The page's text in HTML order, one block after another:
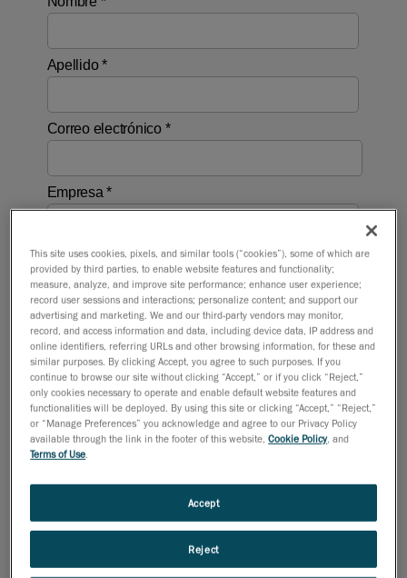
This site uses cookies, pixels, and similar tools (“cookies”), some of which are
provided by third parties, to enable website features and functionality;
measure, analyze, and improve site performance; enhance user experience;
record user sessions and interactions; personalize content; and support our
advertising and marketing. We and our third-party vendors may monitor,
record, and access information and data, including device data, IP address and
online identifiers, referring URLs and other browsing information, for these and
similar purposes. By clicking Accept, you agree to such purposes. If you
continue to browse our site without clicking “Accept,” or if you click “Reject,”
only cookies necessary to operate and enable default website features and
functionalities will be deployed. By using this site or clicking “Accept,” “Reject,”
or “Manage Preferences” you acknowledge and agree to our Privacy Policy
available through the link in the footer of this website,Cookie Policy, and
Terms of Use
Reject
Accept